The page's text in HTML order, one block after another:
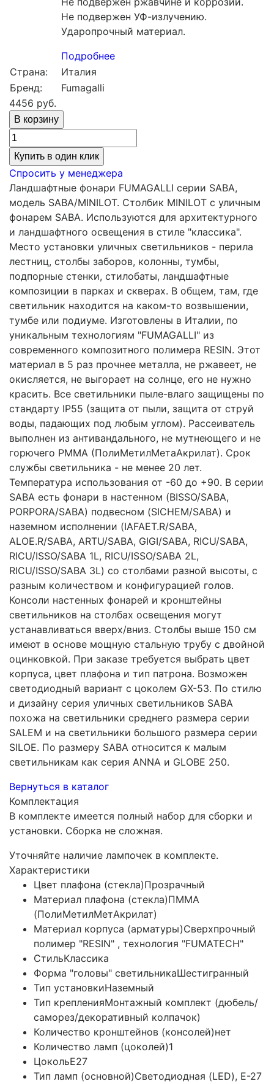
Не подвержен УФ-излучению.
Ударопрочный материал.
Подробнее
Страна:
Италия
Бренд:
Fumagalli
4456 руб.
Купить в один клик
Спросить у менеджера
Ландшафтные фонари FUMAGALLI серии SABA,
модель SABA/MINILOT. Столбик MINILOT с уличным
фонарем SABA. Используются для архитектурного
и ландшафтного освещения в стиле "классика".
Место установки уличных светильников - перила
лестниц, столбы заборов, колонны, тумбы,
подпорные стенки, стилобаты, ландшафтные
композиции в парках и скверах. В общем, там, где
светильник находится на каком-то возвышении,
тумбе или подиуме. Изготовлены в Италии, по
уникальным технологиям "FUMAGALLI" из
современного композитного полимера RESIN. Этот
материал в 5 раз прочнее металла, не ржавеет, не
окисляется, не выгорает на солнце, его не нужно
красить. Все светильники пыле-влаго защищены по
стандарту IP55 (защита от пыли, защита от струй
воды, падающих под любым углом). Рассеиватель
выполнен из антивандального, не мутнеющего и не
горючего PMMA (ПолиМетилМетаАкрилат). Срок
службы светильника - не менее 20 лет.
Температура использования от -60 до +90. В серии
SABA есть фонари в настенном (BISSO/SABA,
PORPORA/SABA) подвесном (SICHEM/SABA) и
наземном исполнении (IAFAET.R/SABA,
ALOE.R/SABA, ARTU/SABA, GIGI/SABA, RICU/SABA,
RICU/ISSO/SABA 1L, RICU/ISSO/SABA 2L,
RICU/ISSO/SABA 3L) со столбами разной высоты, с
разным количеством и конфигурацией голов.
Консоли настенных фонарей и кронштейны
светильников на столбах освещения могут
устанавливаться вверх/вниз. Столбы выше 150 см
имеют в основе мощную стальную трубу с двойной
оцинковкой. При заказе требуется выбрать цвет
корпуса, цвет плафона и тип патрона. Возможен
светодиодный вариант с цоколем GX-53. По стилю
и дизайну серия уличных светильников SABA
похожа на светильники среднего размера серии
SALEM и на светильники большого размера серии
SILOE. По размеру SABA относится к малым
светильникам как серия ANNA и GLOBE 250.
Вернуться в каталог
Комплектация
В комплекте имеется полный набор для сборки и
установки. Сборка не сложная.
Уточняйте наличие лампочек в комплекте.
Характеристики
Цвет плафона (стекла)Прозрачный
Материал плафона (стекла)ПММА
(ПолиМетилМетАкрилат)
Материал корпуса (арматуры)Сверхпрочный
полимер "RESIN" , технология "FUMATECH"
СтильКлассика
Форма "головы" светильникаШестигранный
Тип установкиНаземный
Тип крепленияМонтажный комплект (дюбель/
саморез/декоративный колпачок)
Количество кронштейнов (консолей)нет
Количество ламп (цоколей)1
ЦокольE27
Тип ламп (основной)Светодиодная (LED), Е-27